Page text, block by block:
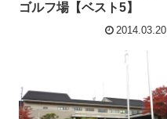
ゴルフ場【ベスト5】
2014.03.20